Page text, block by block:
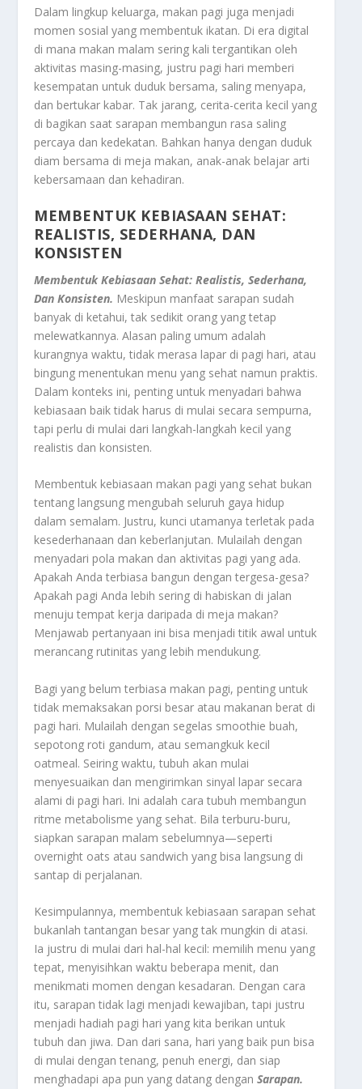
Dalam lingkup keluarga, makan pagi juga menjadi
momen sosial yang membentuk ikatan. Di era digital
di mana makan malam sering kali tergantikan oleh
aktivitas masing-masing, justru pagi hari memberi
kesempatan untuk duduk bersama, saling menyapa,
dan bertukar kabar. Tak jarang, cerita-cerita kecil yang
di bagikan saat sarapan membangun rasa saling
percaya dan kedekatan. Bahkan hanya dengan duduk
diam bersama di meja makan, anak-anak belajar arti
kebersamaan dan kehadiran.
MEMBENTUK KEBIASAAN SEHAT:
REALISTIS, SEDERHANA, DAN
KONSISTEN
Membentuk Kebiasaan Sehat: Realistis, Sederhana,
Dan Konsisten. Meskipun manfaat sarapan sudah
banyak di ketahui, tak sedikit orang yang tetap
melewatkannya. Alasan paling umum adalah
kurangnya waktu, tidak merasa lapar di pagi hari, atau
bingung menentukan menu yang sehat namun praktis.
Dalam konteks ini, penting untuk menyadari bahwa
kebiasaan baik tidak harus di mulai secara sempurna,
tapi perlu di mulai dari langkah-langkah kecil yang
realistis dan konsisten.
Membentuk kebiasaan makan pagi yang sehat bukan
tentang langsung mengubah seluruh gaya hidup
dalam semalam. Justru, kunci utamanya terletak pada
kesederhanaan dan keberlanjutan. Mulailah dengan
menyadari pola makan dan aktivitas pagi yang ada.
Apakah Anda terbiasa bangun dengan tergesa-gesa?
Apakah pagi Anda lebih sering di habiskan di jalan
menuju tempat kerja daripada di meja makan?
Menjawab pertanyaan ini bisa menjadi titik awal untuk
merancang rutinitas yang lebih mendukung.
Bagi yang belum terbiasa makan pagi, penting untuk
tidak memaksakan porsi besar atau makanan berat di
pagi hari. Mulailah dengan segelas smoothie buah,
sepotong roti gandum, atau semangkuk kecil
oatmeal. Seiring waktu, tubuh akan mulai
menyesuaikan dan mengirimkan sinyal lapar secara
alami di pagi hari. Ini adalah cara tubuh membangun
ritme metabolisme yang sehat. Bila terburu-buru,
siapkan sarapan malam sebelumnya—seperti
overnight oats atau sandwich yang bisa langsung di
santap di perjalanan.
Kesimpulannya, membentuk kebiasaan sarapan sehat
bukanlah tantangan besar yang tak mungkin di atasi.
Ia justru di mulai dari hal-hal kecil: memilih menu yang
tepat, menyisihkan waktu beberapa menit, dan
menikmati momen dengan kesadaran. Dengan cara
itu, sarapan tidak lagi menjadi kewajiban, tapi justru
menjadi hadiah pagi hari yang kita berikan untuk
tubuh dan jiwa. Dan dari sana, hari yang baik pun bisa
di mulai dengan tenang, penuh energi, dan siap
menghadapi apa pun yang datang denganSarapan.